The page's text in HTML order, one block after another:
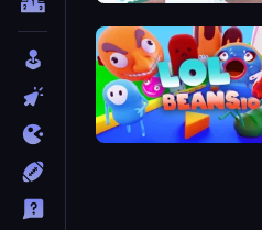
LOLBeans io